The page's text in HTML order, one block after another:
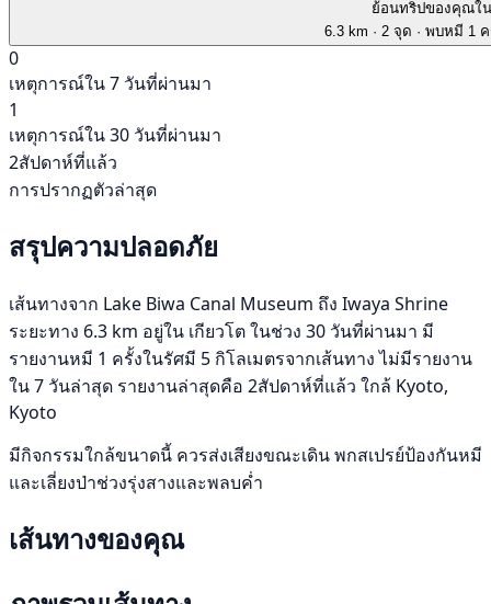
ย้อนทริปของคุณใ
6.3 km · 2 จุด · พบหมี 1
0
เหตุการณ์ใน 7 วันที่ผ่านมา
1
เหตุการณ์ใน 30 วันที่ผ่านมา
2สัปดาห์ที่แล้ว
การปรากฏตัวล่าสุด
สรุปความปลอดภัย
เส้นทางจาก Lake Biwa Canal Museum ถึง Iwaya Shrine
ระยะทาง 6.3 km อยู่ใน เกียวโต ในช่วง 30 วันที่ผ่านมา มี
รายงานหมี 1 ครั้งในรัศมี 5 กิโลเมตรจากเส้นทาง ไม่มีรายงาน
ใน 7 วันล่าสุด รายงานล่าสุดคือ 2สัปดาห์ที่แล้ว ใกล้ Kyoto,
Kyoto
มีกิจกรรมใกล้ขนาดนี้ ควรส่งเสียงขณะเดิน พกสเปรย์ป้องกันหมี
และเลี่ยงป่าช่วงรุ่งสางและพลบค่ำ
เส้นทางของคุณ